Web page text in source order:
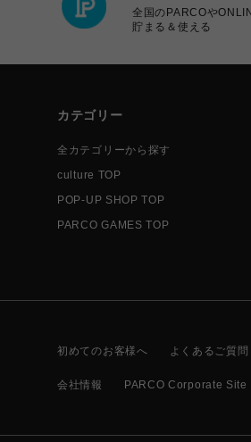
全国のPARCOや
貯まる＆使える
カテゴリー
全カテゴリーから探す
culture TOP
POP-UP SHOP TOP
PARCO GAMES TOP
初めてのお客様へ よくあるご質
会社情報 PARCO Corporate